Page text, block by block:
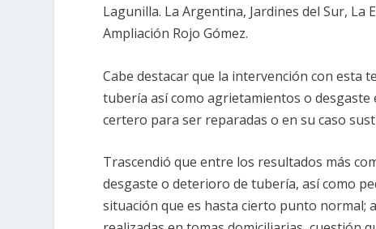
Lagunilla. La Argentina, Jardines del Sur, La
Ampliación Rojo Gómez.
Cabe destacar que la intervención con esta
tubería así como agrietamientos o
certero para ser reparadas o en su caso
Trascendió que entre los resultados más
desgaste o deterioro de tubería, así como
situación que es hasta cierto punto normal;